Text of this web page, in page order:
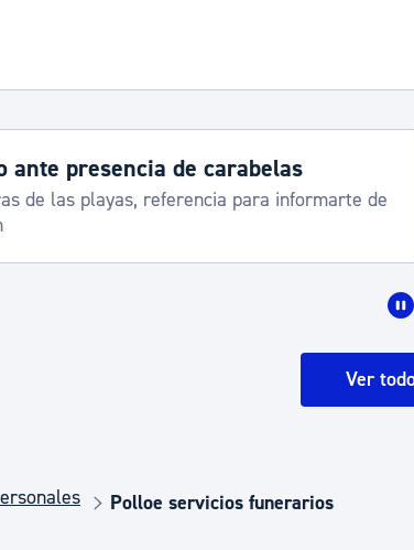
y emergencias
ante presencia de carabelas
de las playas, referencia para informarte de
Ver
Polloe servicios funerarios